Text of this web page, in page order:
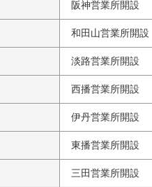
阪神営業所開設
和田山営業所開
淡路営業所開設
西播営業所開設
伊丹営業所開設
東播営業所開設
三田営業所開設